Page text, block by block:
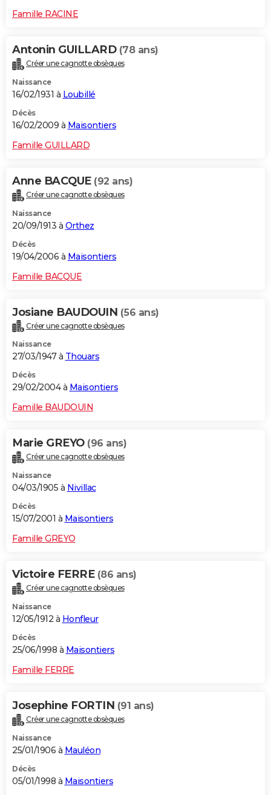
Famille RACINE
Antonin GUILLARD (78 ans)
Créer une cagnotte obsèques
Naissance
16/02/1931 à Loubillé
Décès
16/02/2009 à Maisontiers
Famille GUILLARD
Anne BACQUE (92 ans)
Créer une cagnotte obsèques
Naissance
20/09/1913 à Orthez
Décès
19/04/2006 à Maisontiers
Famille BACQUE
Josiane BAUDOUIN (56 ans)
Créer une cagnotte obsèques
Naissance
27/03/1947 à Thouars
Décès
29/02/2004 à Maisontiers
Famille BAUDOUIN
Marie GREYO (96 ans)
Créer une cagnotte obsèques
Naissance
04/03/1905 à Nivillac
Décès
15/07/2001 à Maisontiers
Famille GREYO
Victoire FERRE (86 ans)
Créer une cagnotte obsèques
Naissance
12/05/1912 à Honfleur
Décès
25/06/1998 à Maisontiers
Famille FERRE
Josephine FORTIN (91 ans)
Créer une cagnotte obsèques
Naissance
25/01/1906 à Mauléon
Décès
05/01/1998 à Maisontiers